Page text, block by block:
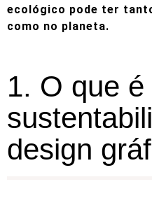
ecológico pode ter
como no planeta.
1. O que é
design